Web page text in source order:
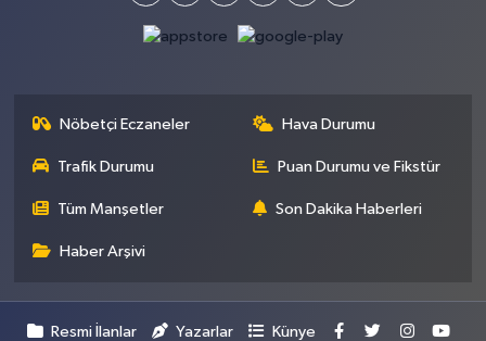
Nöbetçi Eczaneler Hava Durumu
Trafik Durumu Puan Durumu ve Fikstür
Tüm Manşetler Son Dakika Haberleri
Haber Arşivi
Resmi İlanlar Yazarlar Künye